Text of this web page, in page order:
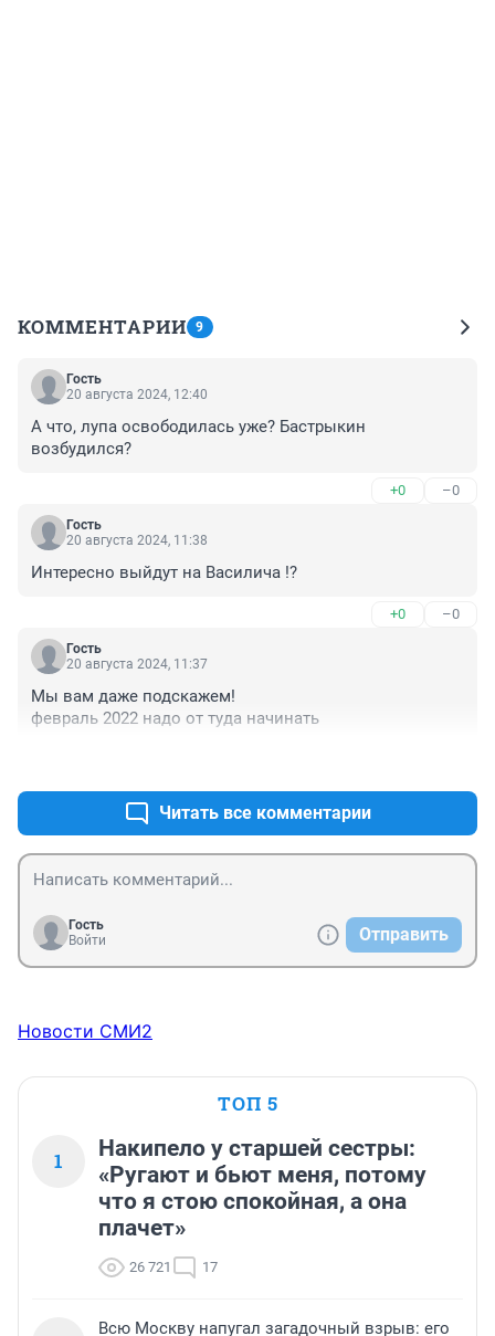
КОММЕНТАРИИ 9
Гость
20 августа 2024, 12:40
А что, лупа освободилась уже? Бастрыкин
возбудился?
+0 –0
Гость
20 августа 2024, 11:38
Интересно выйдут на Василича !?
+0 –0
Гость
20 августа 2024, 11:37
Мы вам даже подскажем!
февраль 2022 надо от туда начинать
Читать все комментарии
Гость
Войти
Отправить
Новости СМИ2
ТОП 5
1
Накипело у старшей сестры:
«Ругают и бьют меня, потому
что я стою спокойная, а она
плачет»
26 721 17
Всю Москву напугал загадочный взрыв: его